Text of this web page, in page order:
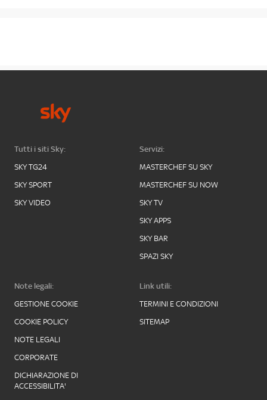
Tutti i siti Sky:
SKY TG24
SKY SPORT
SKY VIDEO
Servizi:
MASTERCHEF SU SKY
MASTERCHEF SU NOW
SKY TV
SKY APPS
SKY BAR
SPAZI SKY
Note legali:
GESTIONE COOKIE
COOKIE POLICY
NOTE LEGALI
CORPORATE
DICHIARAZIONE DI
ACCESSIBILITA'
Link utili:
TERMINI E CONDIZIONI
SITEMAP